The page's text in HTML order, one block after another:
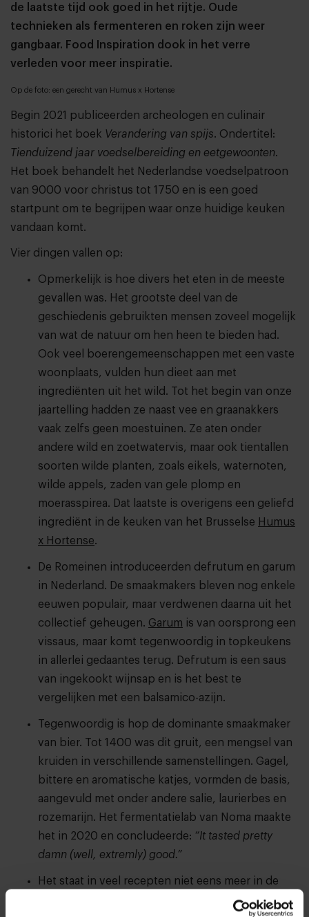
de laatste tijd ook goed in het rijtje. Oude
technieken als fermenteren en roken zijn weer
gangbaar. Food Inspiration dook in het verre
verleden voor meer inspiratie.
Op de foto: een gerecht van Humus x Hortense
Begin 2021 publiceerden archeologen en culinair
historici het boek Verandering van spijs. Ondertitel:
Tienduizend jaar voedselbereiding en eetgewoonten.
Het boek behandelt het Nederlandse voedselpatroon
van 9000 voor christus tot 1750 en is een goed
startpunt om te begrijpen waar onze huidige keuken
vandaan komt.
Vier dingen vallen op:
Opmerkelijk is hoe divers het eten in de meeste
gevallen was. Het grootste deel van de
geschiedenis gebruikten mensen zoveel mogelijk
van wat de natuur om hen heen te bieden had.
Ook veel boerengemeenschappen met een vaste
woonplaats, vulden hun dieet aan met
ingrediënten uit het wild. Tot het begin van onze
jaartelling hadden ze naast vee en graanakkers
vaak zelfs geen moestuinen. Ze aten onder
andere wild en zoetwatervis, maar ook tientallen
soorten wilde planten, zoals eikels, waternoten,
wilde appels, zaden van gele plomp en
moerasspirea. Dat laatste is overigens een geliefd
ingrediënt in de keuken van het Brusselse Humus
x Hortense.
De Romeinen introduceerden defrutum en garum
in Nederland. De smaakmakers bleven nog enkele
eeuwen populair, maar verdwenen daarna uit het
collectief geheugen. Garum is van oorsprong een
vissaus, maar komt tegenwoordig in topkeukens
in allerlei gedaantes terug. Defrutum is een saus
van ingekookt wijnsap en is het best te
vergelijken met een balsamico-azijn.
Tegenwoordig is hop de dominante smaakmaker
van bier. Tot 1400 was dit gruit, een mengsel van
kruiden in verschillende samenstellingen. Gagel,
bittere en aromatische katjes, vormden de basis,
aangevuld met onder andere salie, laurierbes en
rozemarijn. Het fermentatielab van Noma maakte
het in 2020 en concludeerde: “It tasted pretty
damn (well, extremly) good.”
Het staat in veel recepten niet eens meer in de
ingrediëntenlijst: peper. Het is immers al eeuwen